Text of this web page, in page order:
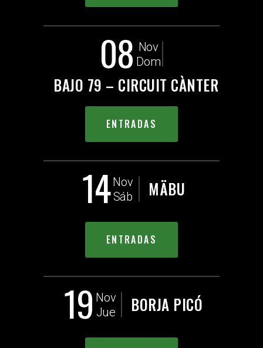
08 Nov
Dom
BAJO 79 – CIRCUIT CÀNTER
ENTRADAS
14 Nov
Sáb
MÄBU
ENTRADAS
19 Nov
Jue
BORJA PICÓ